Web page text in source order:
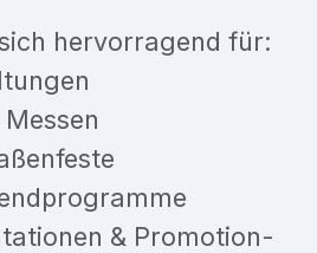
hervorragend für:
& Promotion-